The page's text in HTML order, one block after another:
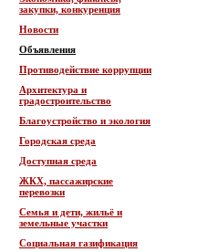
закупки, конкуренция
Новости
Объявления
Противодействие коррупции
Архитектура и
градостроительство
Благоустройство и экология
Городская среда
Доступная среда
ЖКХ, пассажирские
перевозки
Семья и дети, жильё и
земельные участки
Социальная газификация